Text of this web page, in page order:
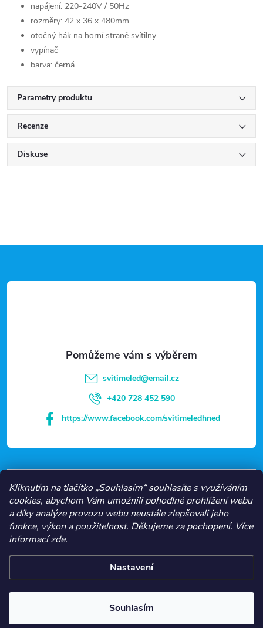
Kliknutím na tlačítko „Souhlasím“ souhlasíte s využíváním
cookies, abychom Vám umožnili pohodlné prohlížení webu
a díky analýze provozu webu neustále zlepšovali jeho
funkce, výkon a použitelnost. Děkujeme za pochopení. Více
informacízde.
Nastavení
Souhlasím
napájení: 220-240V / 50Hz
rozměry: 42 x 36 x 480mm
otočný hák na horní straně svítilny
vypínač
barva: černá
Parametry produktu
Recenze
Diskuse
á
VŠE O NÁKUPU
NEJČASTĚJŠÍ KATEGORIE
svitimeled@email.cz
+420 728 452 590
https://www.facebook.com/svitimeledhned
Copyright 2026Svítíme LED. Všechna práva vyhrazena.